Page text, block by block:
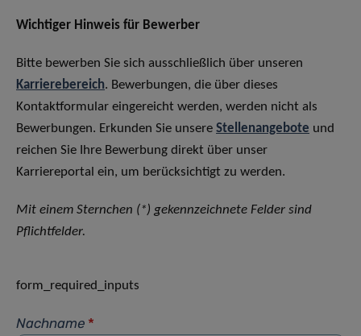
Wichtiger Hinweis für Bewerber
Bitte bewerben Sie sich ausschließlich über unseren
Karrierebereich. Bewerbungen, die über dieses
Kontaktformular eingereicht werden, werden nicht als
Bewerbungen. Erkunden Sie unsere Stellenangebote und
reichen Sie Ihre Bewerbung direkt über unser
Karriereportal ein, um berücksichtigt zu werden.
Mit einem Sternchen (*) gekennzeichnete Felder sind
Pflichtfelder.
form_required_inputs
Nachname *